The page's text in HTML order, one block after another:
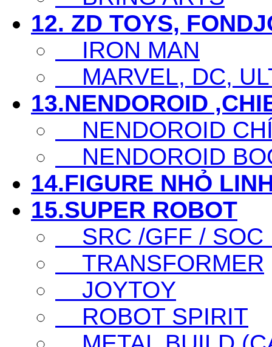
12. ZD TOYS,
IRON MAN
MARVEL, DC,
13.NENDOROID
NENDOROID
NENDOROID
14.FIGURE NHỎ
15.SUPER ROBOT
SRC /GFF / SOC
TRANSFORMER
JOYTOY
ROBOT SPIRIT